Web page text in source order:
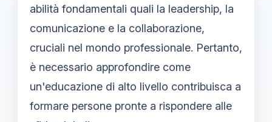
abilità fondamentali quali la leadership, la
comunicazione e la collaborazione,
cruciali nel mondo professionale. Pertanto,
è necessario approfondire come
un'educazione di alto livello contribuisca a
formare persone pronte a rispondere alle